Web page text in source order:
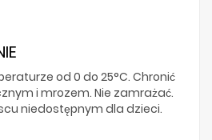
od 0 do 25°C. Chronić
i mrozem. Nie zamrażać.
niedostępnym dla dzieci.